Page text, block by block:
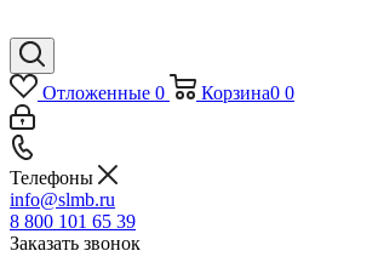
Отложенные 0 Корзина0 0
Телефоны
info@slmb.ru
8 800 101 65 39
Заказать звонок